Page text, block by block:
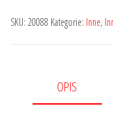
SKU: 20088 Kategorie: Inne,
OPIS